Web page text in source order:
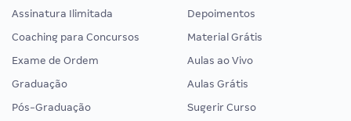
Assinatura Ilimitada
Coaching para Concursos
Exame de Ordem
Graduação
Pós-Graduação
Depoimentos
Material Grátis
Aulas ao Vivo
Aulas Grátis
Sugerir Curso